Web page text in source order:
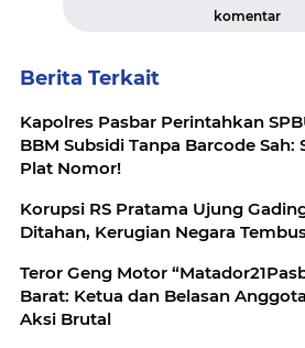
komentar
Berita Terkait
Kapolres Pasbar Perintahkan
BBM Subsidi Tanpa Barcode Sah:
Plat Nomor!
Korupsi RS Pratama Ujung
Ditahan, Kerugian Negara
Teror Geng Motor
Barat: Ketua dan Belasan
Aksi Brutal